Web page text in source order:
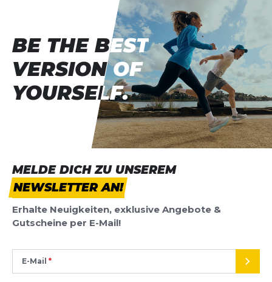
Rezension
Rezension
Dieses Formular ist durch reCAPTCHA geschützt – es gelten die
Datenschutzbestimmungenund
Google.
MELDE DICH ZU UNSEREM
NEWSLETTER AN!
Erhalte Neuigkeiten, exklusive Angebote &
Gutscheine per E-Mail!
E-Mail
BE THE BEST
VERSION OF
YOURSELF.
BE THE BEST
VERSION OF
YOURSELF.